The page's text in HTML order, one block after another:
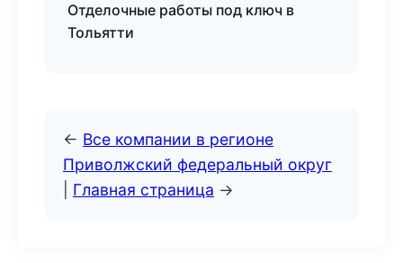
Отделочные работы под ключ в
Тольятти
← Все компании в регионе
Приволжский федеральный округ
Главная страница →